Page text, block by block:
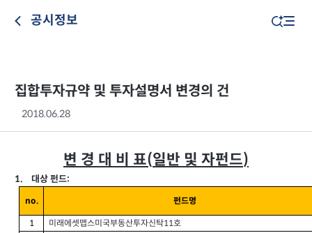
공시정보
집합투자규약 및 투자설명서 변경의 건
2018.06.28
변 경 대 비 표(일반 및 자펀드)
1. 대상 펀드:
no. 펀드명
1 미래에셋맵스미국부동산투자신탁11호